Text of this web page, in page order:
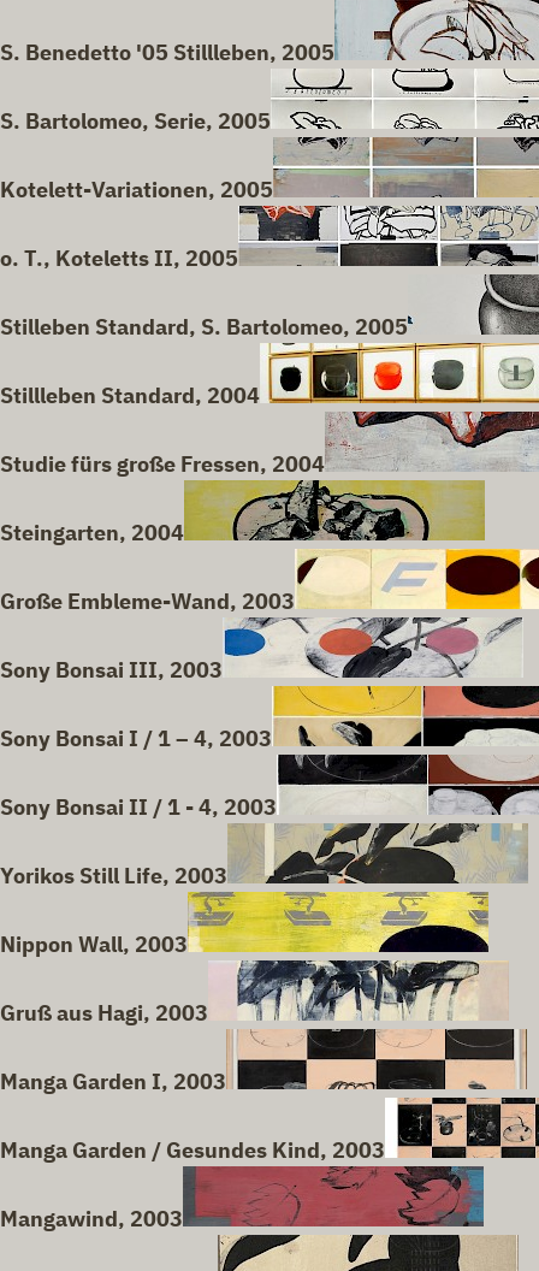
S. Benedetto '05 Stillleben, 2005
S. Bartolomeo, Serie, 2005
Kotelett-Variationen, 2005
o. T., Koteletts II, 2005
Stilleben Standard, S. Bartolomeo, 2005
Stillleben Standard, 2004
Studie fürs große Fressen, 2004
Steingarten, 2004
Große Embleme-Wand, 2003
Sony Bonsai III, 2003
Sony Bonsai I / 1 – 4, 2003
Sony Bonsai II / 1 - 4, 2003
Yorikos Still Life, 2003
Nippon Wall, 2003
Gruß aus Hagi, 2003
Manga Garden I, 2003
Manga Garden / Gesundes Kind, 2003
Mangawind, 2003